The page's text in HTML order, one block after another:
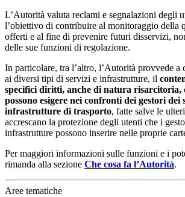
L’Autorità valuta reclami e segnalazioni degli
l’obiettivo di contribuire al monitoraggio della
offerti e al fine di prevenire futuri disservizi,
delle sue funzioni di regolazione.
In particolare, tra l’altro, l’Autorità provvede a
ai diversi tipi di servizi e infrastrutture, il
specifici diritti, anche di natura risarcitoria,
possono esigere nei confronti dei gestori dei
infrastrutture di trasporto, fatte salve le
accrescano la protezione degli utenti che i
infrastrutture possono inserire nelle proprie
Per maggiori informazioni sulle funzioni e i
rimanda alla sezione Che cosa fa l’Autorità.
Aree tematiche